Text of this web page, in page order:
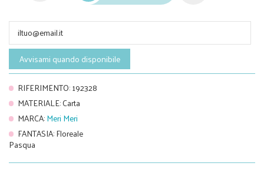
Avvisami quando disponibile
RIFERIMENTO:192328
MATERIALE:Carta
MARCA:Meri Meri
FANTASIA:Floreale
Pasqua